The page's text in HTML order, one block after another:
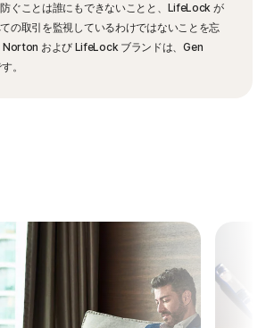
ぐことは誰にもできないことと、LifeLock が
の取引を監視しているわけではないことを忘
Norton および LifeLock ブランドは、Gen
。